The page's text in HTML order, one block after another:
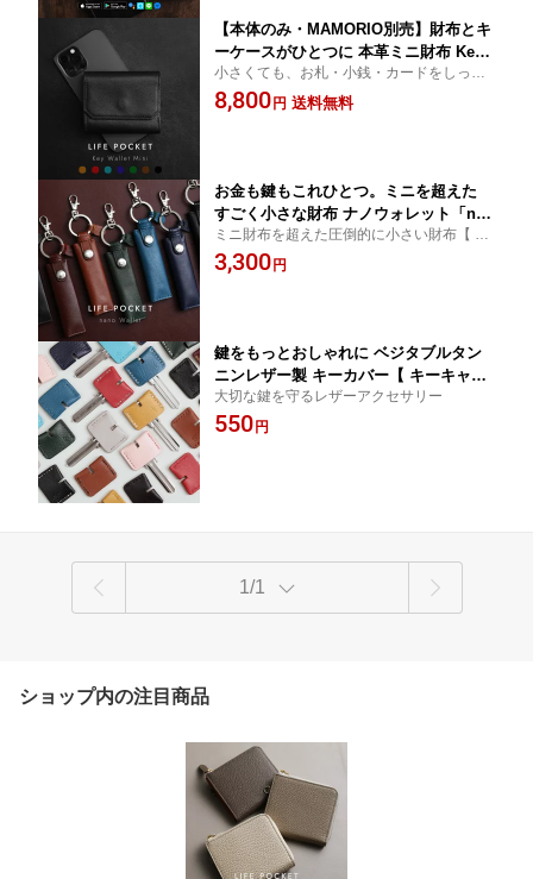
【本体のみ・MAMORIO別売】財布とキ
ーケースがひとつに 本革ミニ財布 Key
Wallet Mini｜スマートキー収納 小さい
財布 メンズ レディース
小さくても、お札・小銭・カードをしっか
り収納。MAMORIOを追加できる本革ミニ
財布。
8,800 円 送料無料
お金も鍵もこれひとつ。ミニを超えた
すごく小さな財布 ナノウォレット「nan
o Wallet」【小さな財布 ミニ財布 メン
ズ 財布 レディース 財布 レザー 本革 財
ミニ財布を超えた圧倒的に小さい財布【 小
さい財布 メンズ 財布 レディース プレゼン
ト ライフポケット】
3,300 円
鍵をもっとおしゃれに ベジタブルタン
ニンレザー製 キーカバー【 キーキャッ
プ キーホルダー 鍵 保護 レザー 本革】
大切な鍵を守るレザーアクセサリー
550 円
1/1
ショップ内の注目商品